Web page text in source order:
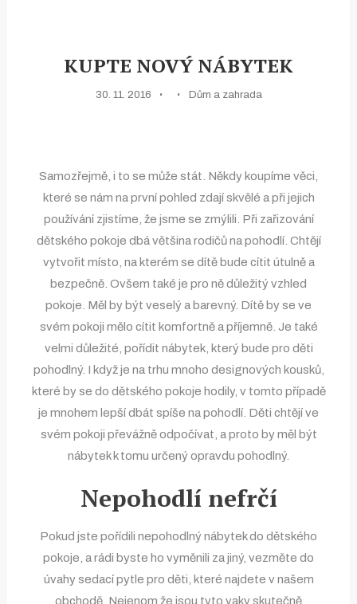
KUPTE NOVÝ NÁBYTEK
30. 11. 2016 Dům a zahrada
Samozřejmě, i to se může stát. Někdy koupíme věci,
které se nám na první pohled zdají skvělé a při jejich
používání zjistíme, že jsme se zmýlili. Při zařizování
dětského pokoje dbá většina rodičů na pohodlí. Chtějí
vytvořit místo, na kterém se dítě bude cítit útulně a
bezpečně. Ovšem také je pro ně důležitý vzhled
pokoje. Měl by být veselý a barevný. Dítě by se ve
svém pokoji mělo cítit komfortně a příjemně. Je také
velmi důležité, pořídit nábytek, který bude pro děti
pohodlný. I když je na trhu mnoho designových kousků,
které by se do dětského pokoje hodily, v tomto případě
je mnohem lepší dbát spíše na pohodlí. Děti chtějí ve
svém pokoji převážně odpočívat, a proto by měl být
nábytek k tomu určený opravdu pohodlný.
Nepohodlí nefrčí
Pokud jste pořídili nepohodlný nábytek do dětského
pokoje, a rádi byste ho vyměnili za jiný, vezměte do
úvahy sedací pytle pro děti , které najdete v našem
obchodě. Nejenom že jsou tyto vaky skutečně